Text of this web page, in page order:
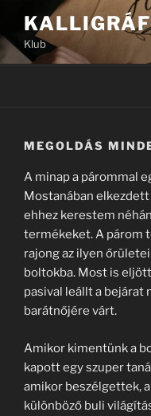
Tartalomhoz
Klub
MEGOLDÁS
A minap a párommal
Mostanában
ehhez kerestem
termékeket. A párom
rajong az ilyen
boltokba. Most is
pasival leállt a bejárat
barátnőjére várt.
Amikor kimentünk a
kapott egy szuper
amikor beszélgettek,
különböző buli